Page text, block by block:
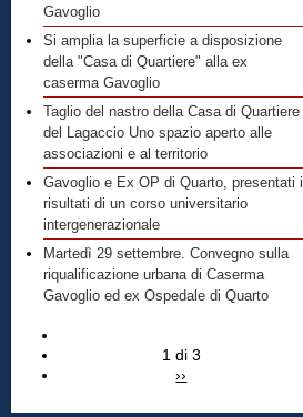
Gavoglio
Si amplia la superficie a disposizione
della "Casa di Quartiere" alla ex
caserma Gavoglio
Taglio del nastro della Casa di Quartiere
del Lagaccio Uno spazio aperto alle
associazioni e al territorio
Gavoglio e Ex OP di Quarto, presentati i
risultati di un corso universitario
intergenerazionale
Martedì 29 settembre. Convegno sulla
riqualificazione urbana di Caserma
Gavoglio ed ex Ospedale di Quarto
1 di 3
››